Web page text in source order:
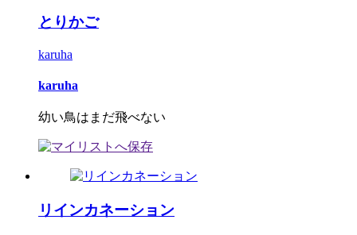
とりかご
karuha
karuha
幼い鳥はまだ飛べない
リインカネーション